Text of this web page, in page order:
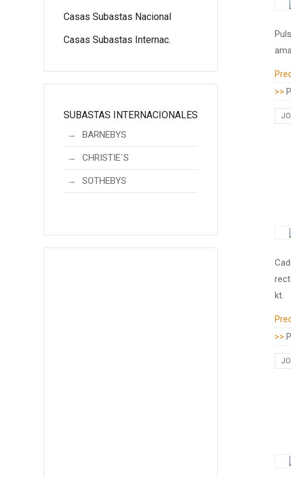
>>
kt.
>>
Casas Subastas Nacional
Casas Subastas Internac.
SUBASTAS INTERNACIONALES
BARNEBYS
CHRISTIE´S
SOTHEBYS